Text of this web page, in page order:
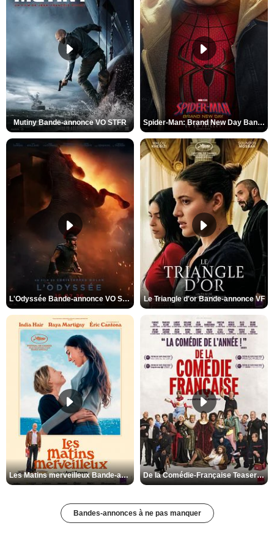
Mutiny Bande-annonce VO STFR Spider-Man: Brand New Day Bande-annonce VO STFR
L'Odyssée Bande-annonce VO STFR Le Triangle d'or Bande-annonce VF
Les Matins merveilleux Bande-annonce VF De la Comédie-Française Teaser VF
Bandes-annonces à ne pas manquer